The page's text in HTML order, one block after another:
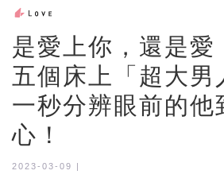
是愛上你，還是愛
五個床上「超大男
一秒分辨眼前的他
心！
2023-03-09 |